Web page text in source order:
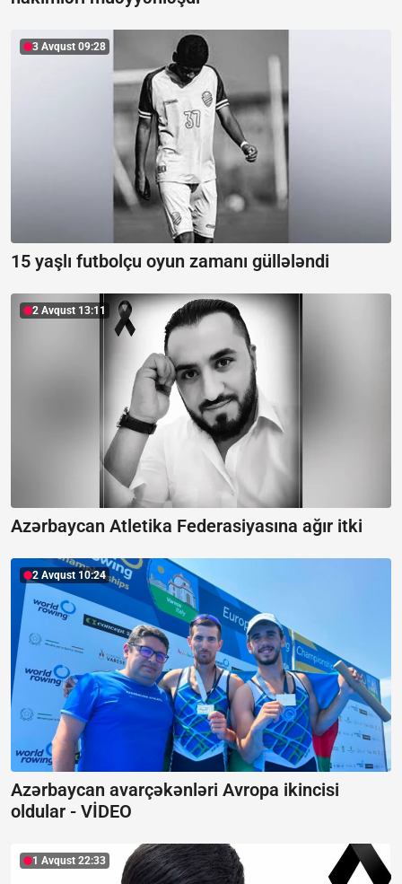
3 Avqust 09:28
15 yaşlı futbolçu oyun zamanı güllələndi
2 Avqust 13:11
Azərbaycan Atletika Federasiyasına ağır itki
2 Avqust 10:24
Azərbaycan avarçəkənləri Avropa ikincisi
oldular - VİDEO
1 Avqust 22:33